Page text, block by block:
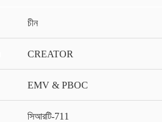
চীন
CREATOR
EMV & PBOC
সিআরটি-711